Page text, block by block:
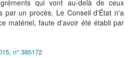
qui vont au-delà de ceux
par un procès. Le Conseil d'État n'a
matériel, faute d'avoir été établi par
n° 385172